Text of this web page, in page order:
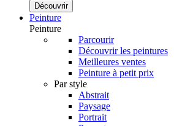
Découvrir
Peinture
Peinture
Parcourir
Découvrir les peintures
Meilleures ventes
Peinture à petit prix
Par style
Abstrait
Paysage
Portrait